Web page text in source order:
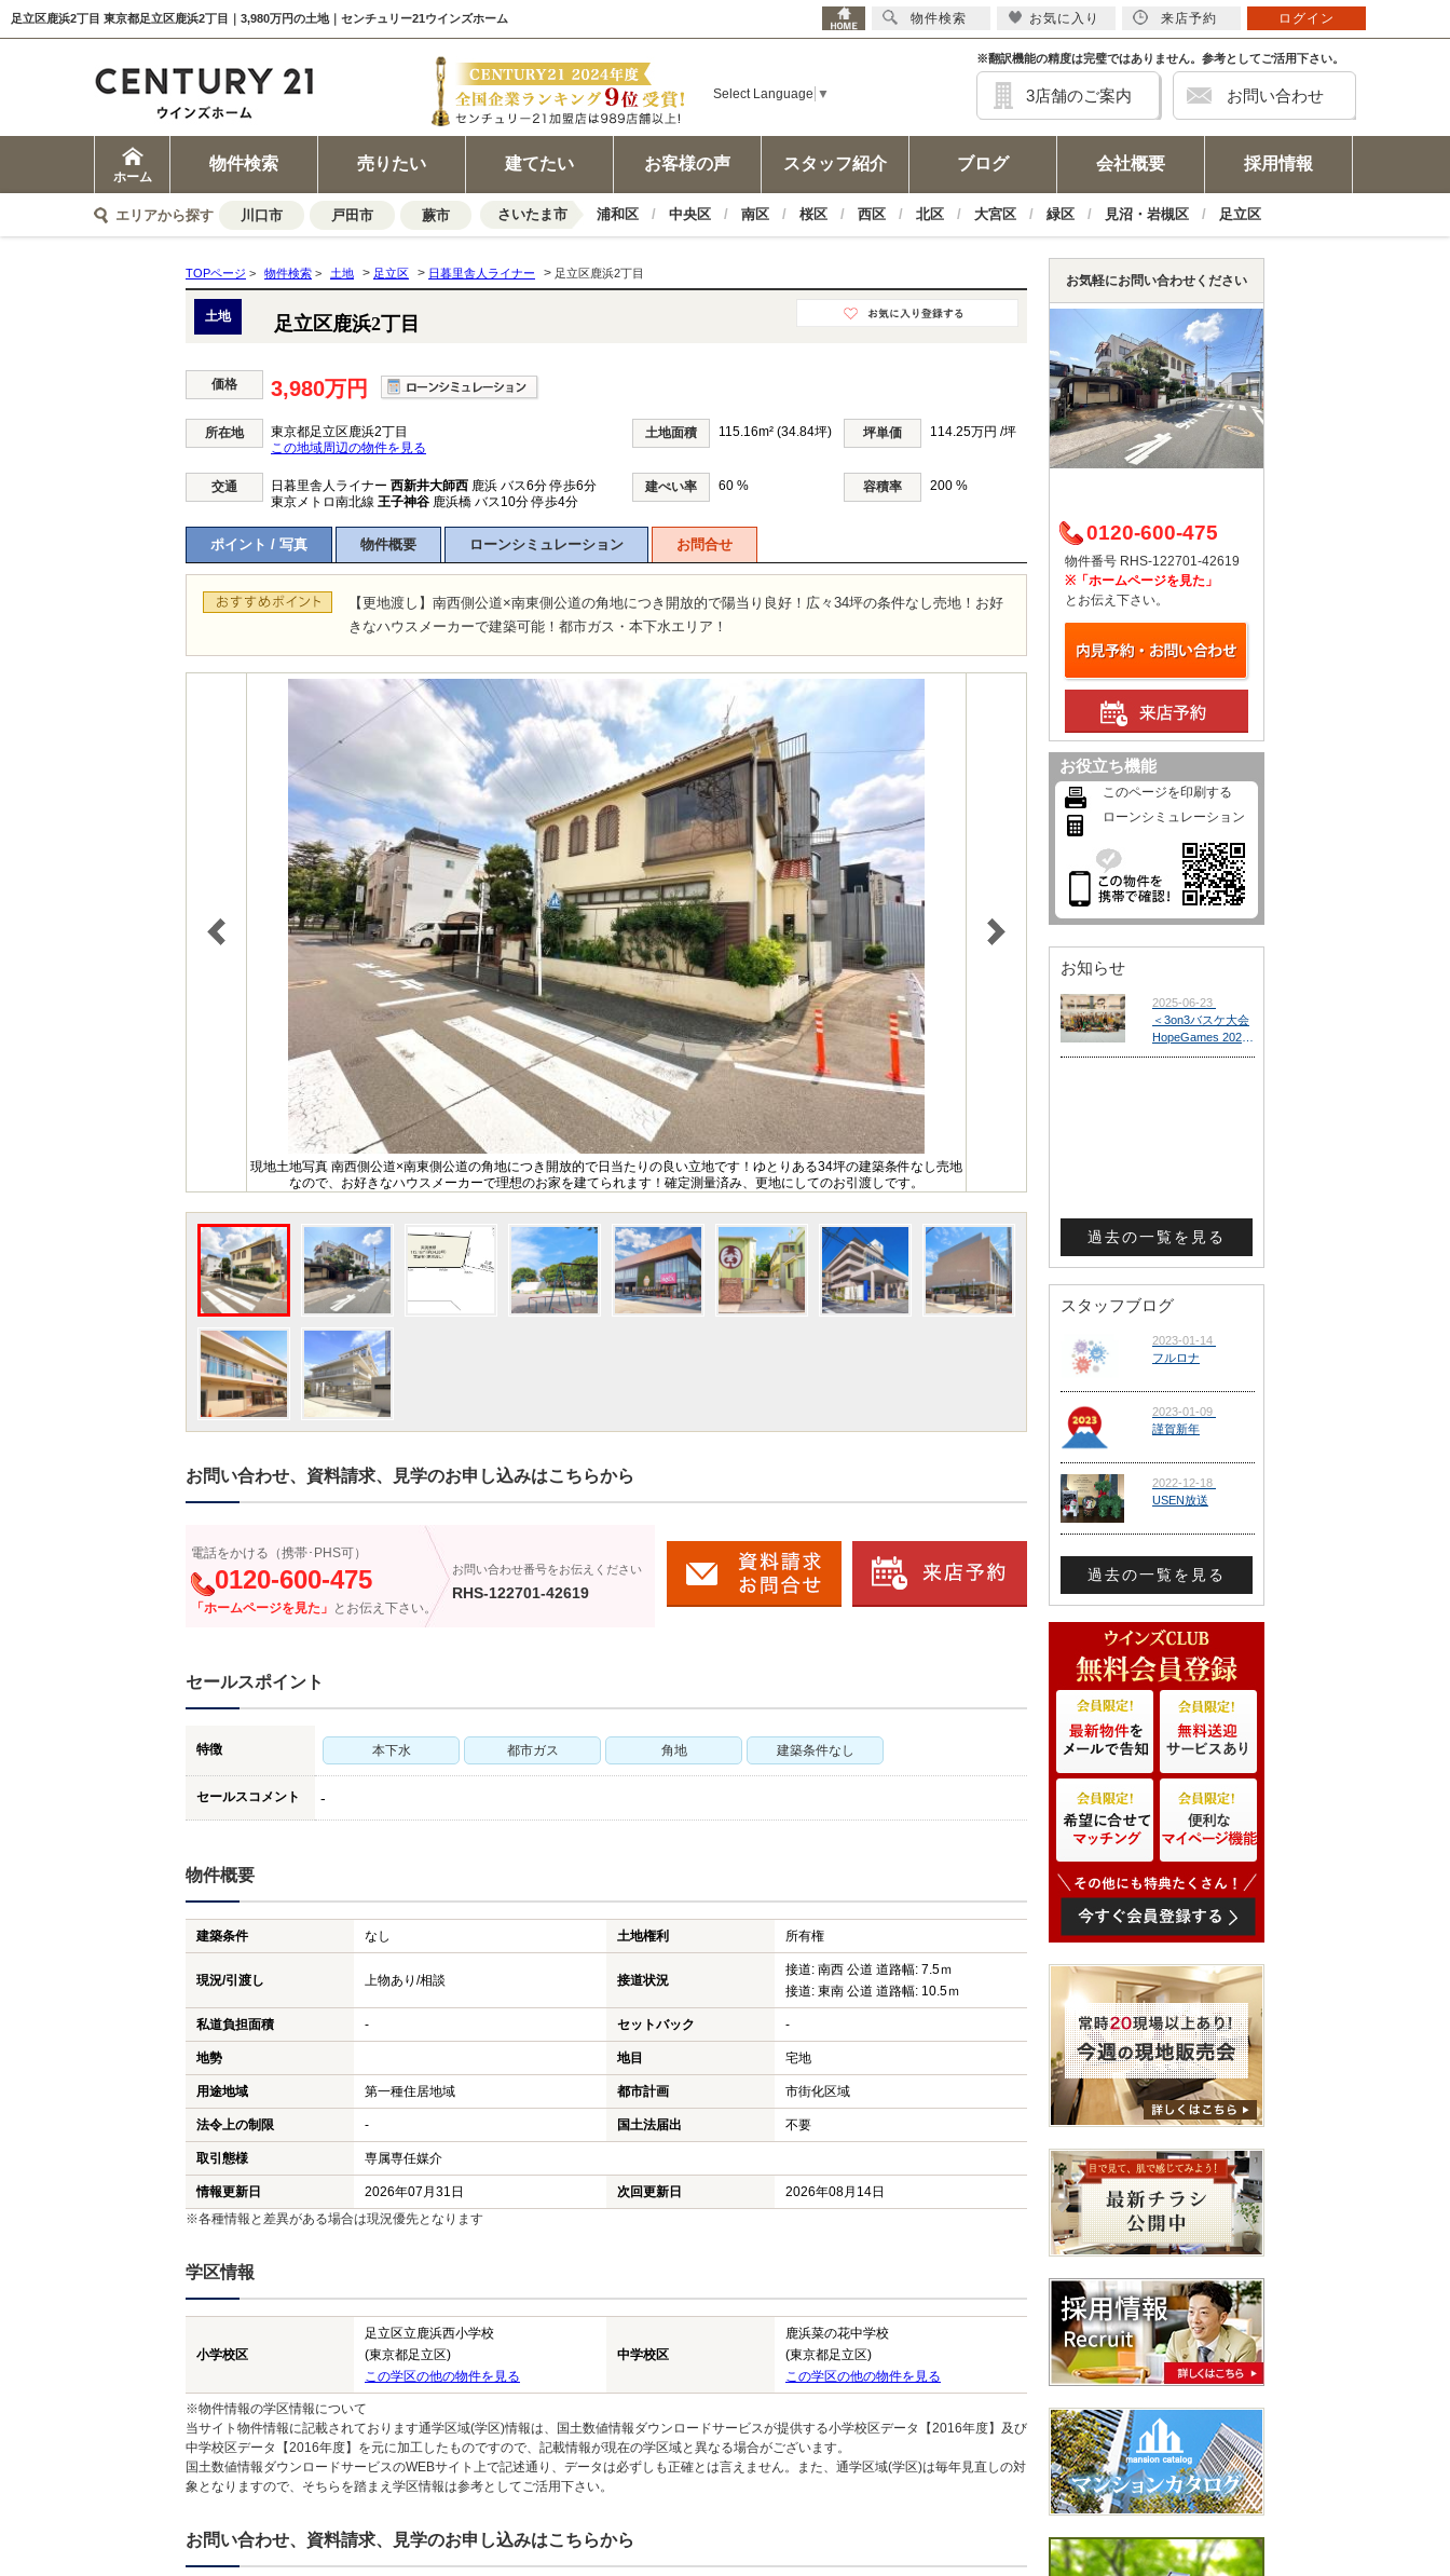
足立区鹿浜2丁目 東京都足立区鹿浜2丁目｜3,980万円の土地｜センチュリー21ウインズホーム
Select Language ▼
※翻訳機能の精度は完璧ではありません。参考としてご活用下さい。
3店舗のご案内 お問い合わせ
ホーム
物件検索 売りたい 建てたい お客様の声 スタッフ紹介 ブログ 会社概要 採用情報
エリアから探す 川口市 戸田市 蕨市 さいたま市 浦和区 中央区 南区 桜区 西区 北区 大宮区 緑区 見沼・岩槻区 足立区
TOPページ > 物件検索 > 土地 > 足立区 > 日暮里舎人ライナー > 足立区鹿浜2丁目
土地 足立区鹿浜2丁目
価格 3,980万円
所在地
東京都足立区鹿浜2丁目
この地域周辺の物件を見る
土地面積 115.16m² (34.84坪) 坪単価 114.25万円 /坪
交通 日暮里舎人ライナー 西新井大師西 鹿浜 バス6分 停歩6分
東京メトロ南北線 王子神谷 鹿浜橋 バス10分 停歩4分
建ぺい率 60 % 容積率 200 %
ポイント / 写真 物件概要 ローンシミュレーション お問合せ
【更地渡し】南西側公道×南東側公道の角地につき開放的で陽当り良好！広々34坪の条件なし売地！お好
きなハウスメーカーで建築可能！都市ガス・本下水エリア！
現地土地写真 南西側公道×南東側公道の角地につき開放的で日当たりの良い立地です！ゆとりある34坪の建築条件なし売地
なので、お好きなハウスメーカーで理想のお家を建てられます！確定測量済み、更地にしてのお引渡しです。
お問い合わせ、資料請求、見学のお申し込みはこちらから
電話をかける（携帯･PHS可）
0120-600-475
「ホームページを見た」 とお伝え下さい。
お問い合わせ番号をお伝えください
RHS-122701-42619
セールスポイント
特徴 本下水 都市ガス 角地 建築条件なし
セールスコメント -
物件概要
建築条件 なし 土地権利 所有権
現況/引渡し 上物あり/相談 接道状況
接道: 南西 公道 道路幅: 7.5ｍ
接道: 東南 公道 道路幅: 10.5ｍ
私道負担面積 - セットバック -
地勢 地目 宅地
用途地域 第一種住居地域 都市計画 市街化区域
法令上の制限 - 国土法届出 不要
取引態様 専属専任媒介
情報更新日 2026年07月31日 次回更新日
2026年08月14日
※各種情報と差異がある場合は現況優先となります
学区情報
小学校区
足立区立鹿浜西小学校
(東京都足立区)
この学区の他の物件を見る
中学校区
鹿浜菜の花中学校
(東京都足立区)
この学区の他の物件を見る
※物件情報の学区情報について
当サイト物件情報に記載されております通学区域(学区)情報は、国土数値情報ダウンロードサービスが提供する小学校区データ【2016年度】及び
中学校区データ【2016年度】を元に加工したものですので、記載情報が現在の学区域と異なる場合がございます。
国土数値情報ダウンロードサービスのWEBサイト上で記述通り、データは必ずしも正確とは言えません。また、通学区域(学区)は毎年見直しの対
象となりますので、そちらを踏まえ学区情報は参考としてご活用下さい。
お問い合わせ、資料請求、見学のお申し込みはこちらから
お気軽にお問い合わせください
0120-600-475
物件番号 RHS-122701-42619
※「ホームページを見た」
とお伝え下さい。
お役立ち機能
このページを印刷する
ローンシミュレーション
お知らせ
過去の一覧を見る
スタッフブログ
過去の一覧を見る
物件検索 お気に入り 来店予約 ログイン